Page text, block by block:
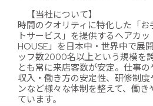
【当社について】
時間のクオリティに特化した「お
トサービス」を提供するヘアカ
HOUSE」を日本中・世界中で展
ッフ数2000名以上という規模を
とも常に来店客数が安定。仕事の
収入・働き方の安定性、研修制
ンなど様々な体制を整えて、働
ています。